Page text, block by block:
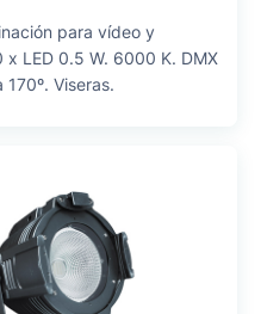
para vídeo y
LED 0.5 W. 6000 K. DMX
Viseras.